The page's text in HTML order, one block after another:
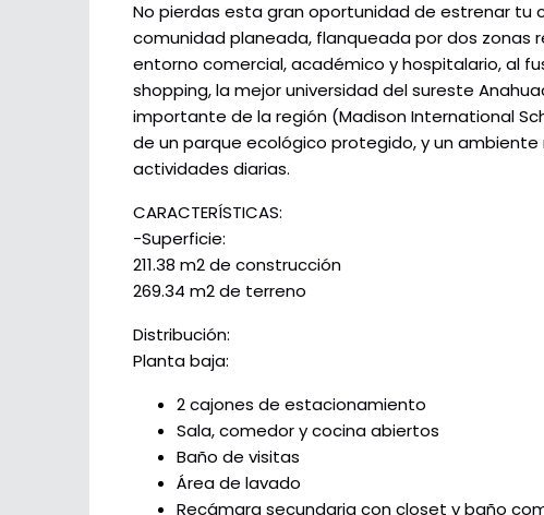
No pierdas esta gran oportunidad de estrenar tu
comunidad planeada, flanqueada por dos
entorno comercial, académico y hospitalario, al
shopping, la mejor universidad del sureste
importante de la región (Madison International
de un parque ecológico protegido, y un
actividades diarias.
CARACTERÍSTICAS:
-Superficie:
211.38 m2 de construcción
269.34 m2 de terreno
Distribución:
Planta baja:
2 cajones de estacionamiento
Sala, comedor y cocina abiertos
Baño de visitas
Área de lavado
Recámara secundaria con closet y baño